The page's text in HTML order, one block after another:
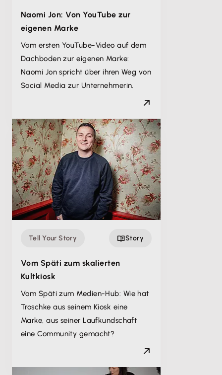
Naomi Jon: Von YouTube zur
eigenen Marke
Vom ersten YouTube-Video auf dem
Dachboden zur eigenen Marke:
Naomi Jon spricht über ihren Weg von
Social Media zur Unternehmerin.
Tell Your Story Story
Vom Späti zum skalierten
Kultkiosk
Vom Späti zum Medien-Hub: Wie hat
Troschke aus seinem Kiosk eine
Marke, aus seiner Laufkundschaft
eine Community gemacht?